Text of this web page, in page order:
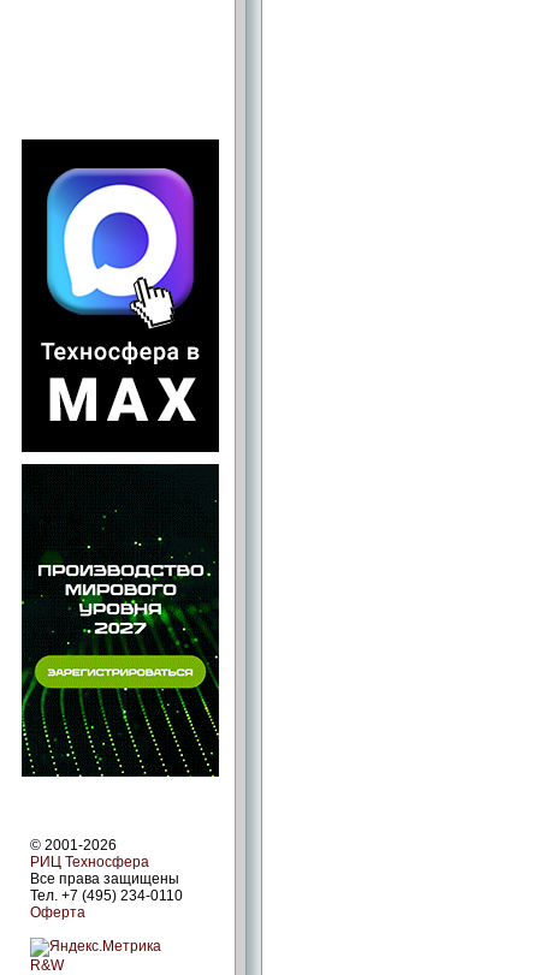
© 2001-2026
РИЦ Техносфера
Все права защищены
Тел. +7 (495) 234-0110
Оферта
R&W